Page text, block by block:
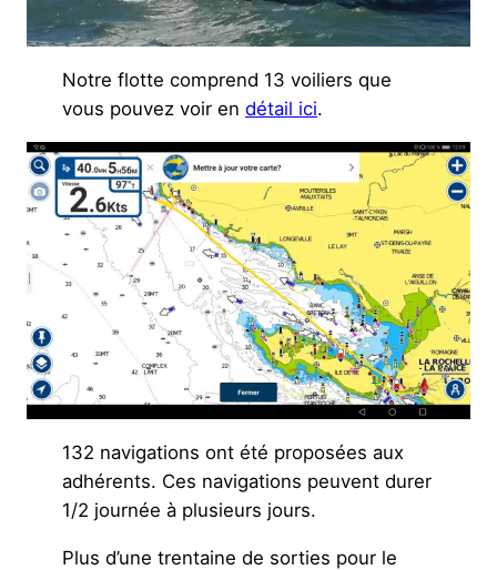
Notre flotte comprend 13 voiliers que
vous pouvez voir en détail ici.
132 navigations ont été proposées aux
adhérents. Ces navigations peuvent durer
1/2 journée à plusieurs jours.
Plus d’une trentaine de sorties pour le